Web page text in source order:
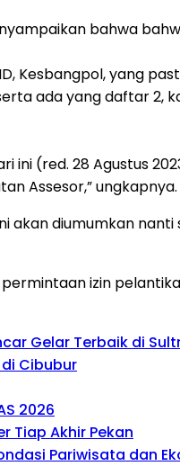
bahwa
Kesbangpol, yang
ada yang daftar 2,
(red. 28 Agustus
Assesor,” ungkapnya.
akan diumumkan
izin
Gelar Terbaik di
Cibubur
2026
Tiap Akhir Pekan
Pariwisata dan